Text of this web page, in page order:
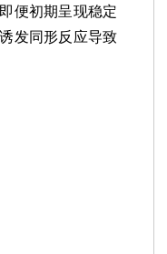
便初期呈现稳定
发同形反应导致